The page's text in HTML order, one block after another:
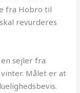
fra Hobro til
revurderes
sejler fra
Målet er at